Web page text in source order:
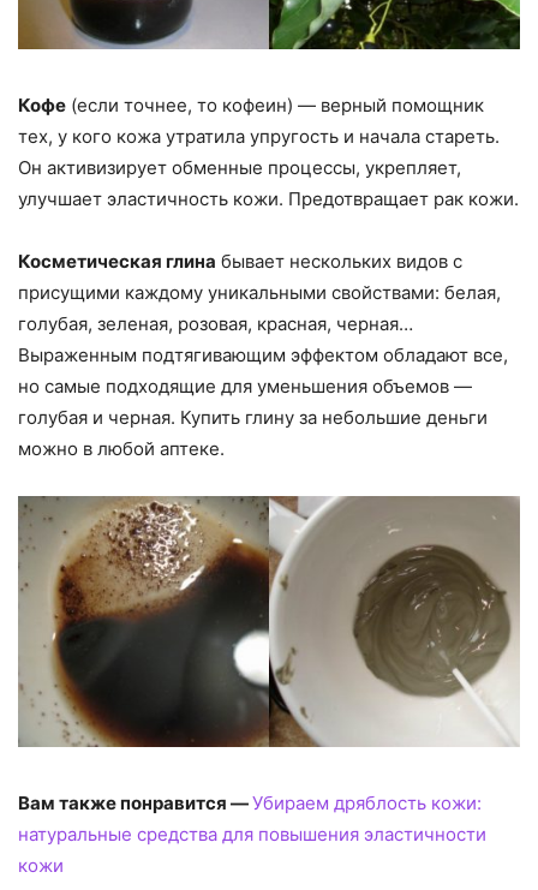
Кофе (если точнее, то кофеин) — верный помощник
тех, у кого кожа утратила упругость и начала стареть.
Он активизирует обменные процессы, укрепляет,
улучшает эластичность кожи. Предотвращает рак кожи.
Косметическая глина бывает нескольких видов с
присущими каждому уникальными свойствами: белая,
голубая, зеленая, розовая, красная, черная…
Выраженным подтягивающим эффектом обладают все,
но самые подходящие для уменьшения объемов —
голубая и черная. Купить глину за небольшие деньги
можно в любой аптеке.
Вам также понравится —Убираем дряблость кожи:
натуральные средства для повышения эластичности
кожи